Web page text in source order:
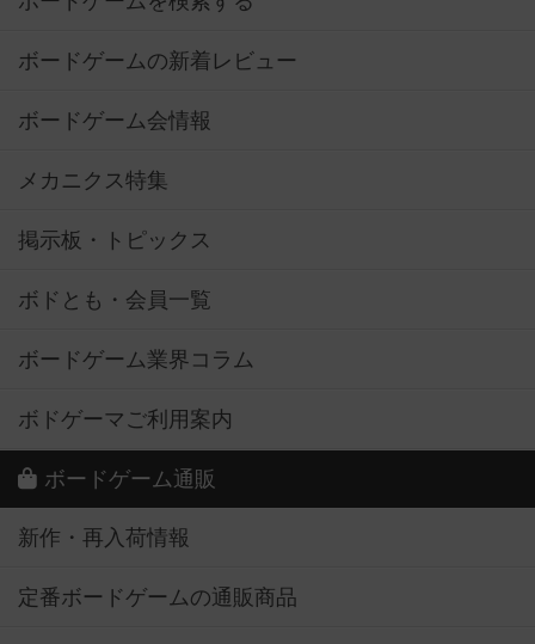
ボードゲームの新着レビュー
ボードゲーム会情報
メカニクス特集
掲示板・トピックス
ボドとも・会員一覧
ボードゲーム業界コラム
ボドゲーマご利用案内
ボードゲーム通販
新作・再入荷情報
定番ボードゲームの通販商品